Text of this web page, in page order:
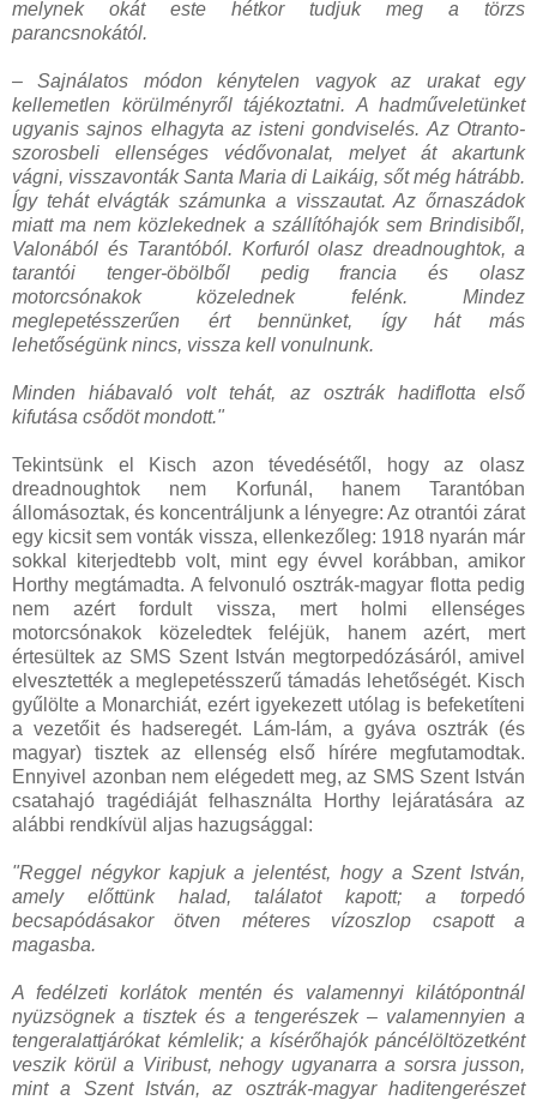
melynek okát este hétkor tudjuk meg a törzs
parancsnokától.
– Sajnálatos módon kénytelen vagyok az urakat egy
kellemetlen körülményről tájékoztatni. A hadműveletünket
ugyanis sajnos elhagyta az isteni gondviselés. Az Otranto-
szorosbeli ellenséges védővonalat, melyet át akartunk
vágni, visszavonták Santa Maria di Laikáig, sőt még hátrább.
Így tehát elvágták számunka a visszautat. Az őrnaszádok
miatt ma nem közlekednek a szállítóhajók sem Brindisiből,
Valonából és Tarantóból. Korfuról olasz dreadnoughtok, a
tarantói tenger-öbölből pedig francia és olasz
motorcsónakok közelednek felénk. Mindez
meglepetésszerűen ért bennünket, így hát más
lehetőségünk nincs, vissza kell vonulnunk.
Minden hiábavaló volt tehát, az osztrák hadiflotta első
kifutása csődöt mondott."
Tekintsünk el Kisch azon tévedésétől, hogy az olasz
dreadnoughtok nem Korfunál, hanem Tarantóban
állomásoztak, és koncentráljunk a lényegre: Az otrantói zárat
egy kicsit sem vonták vissza, ellenkezőleg: 1918 nyarán már
sokkal kiterjedtebb volt, mint egy évvel korábban, amikor
Horthy megtámadta. A felvonuló osztrák-magyar flotta pedig
nem azért fordult vissza, mert holmi ellenséges
motorcsónakok közeledtek feléjük, hanem azért, mert
értesültek az SMS Szent István megtorpedózásáról, amivel
elvesztették a meglepetésszerű támadás lehetőségét. Kisch
gyűlölte a Monarchiát, ezért igyekezett utólag is befeketíteni
a vezetőit és hadseregét. Lám-lám, a gyáva osztrák (és
magyar) tisztek az ellenség első hírére megfutamodtak.
Ennyivel azonban nem elégedett meg, az SMS Szent István
csatahajó tragédiáját felhasználta Horthy lejáratására az
alábbi rendkívül aljas hazugsággal:
"Reggel négykor kapjuk a jelentést, hogy a Szent István,
amely előttünk halad, találatot kapott; a torpedó
becsapódásakor ötven méteres vízoszlop csapott a
magasba.
A fedélzeti korlátok mentén és valamennyi kilátópontnál
nyüzsögnek a tisztek és a tengerészek – valamennyien a
tengeralattjárókat kémlelik; a kísérőhajók páncélöltözetként
veszik körül a Viribust, nehogy ugyanarra a sorsra jusson,
mint a Szent István, az osztrák-magyar haditengerészet